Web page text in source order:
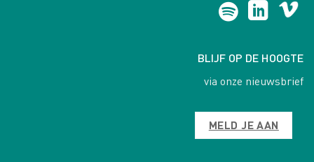
BLIJF OP DE HOOGTE
via onze nieuwsbrief
MELD JE AAN